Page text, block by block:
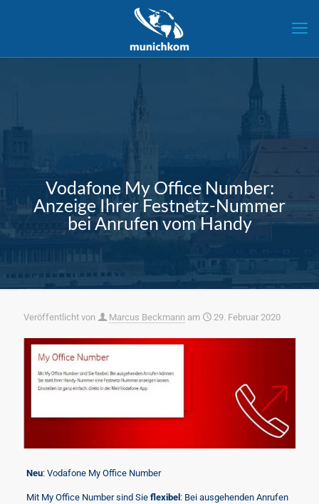
Vodafone My Office Number:
Anzeige Ihrer Festnetz-Nummer
bei Anrufen vom Handy
Veröffentlicht von Marcus Beckmann am 29. Februar 2020
Neu: Vodafone My Office Number
Mit My Office Number sind Sie flexibel: Bei ausgehenden Anrufen